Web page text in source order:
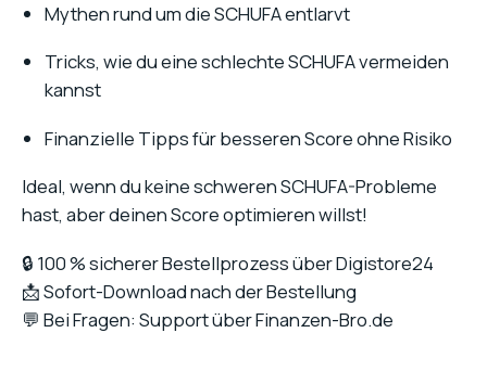
Mythen rund um die SCHUFA entlarvt
Tricks, wie du eine schlechte SCHUFA vermeiden
kannst
Finanzielle Tipps für besseren Score ohne Risiko
Ideal, wenn du keine schweren SCHUFA-Probleme
hast, aber deinen Score optimieren willst!
🔒 100 % sicherer Bestellprozess über Digistore24
📩 Sofort-Download nach der Bestellung
💬 Bei Fragen: Support über Finanzen-Bro.de